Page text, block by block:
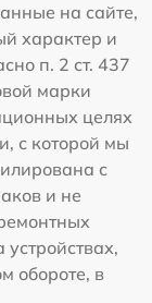
на сайте,
характер и
п. 2 ст. 437
марки
целях
с которой мы
с
и не
обороте, в